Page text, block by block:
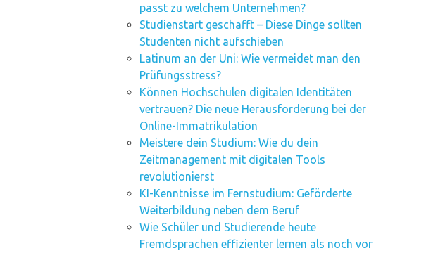
passt zu welchem Unternehmen?
Studienstart geschafft – Diese Dinge sollten
Studenten nicht aufschieben
Latinum an der Uni: Wie vermeidet man den
Prüfungsstress?
Können Hochschulen digitalen Identitäten
vertrauen? Die neue Herausforderung bei der
Online-Immatrikulation
Meistere dein Studium: Wie du dein
Zeitmanagement mit digitalen Tools
revolutionierst
KI-Kenntnisse im Fernstudium: Geförderte
Weiterbildung neben dem Beruf
Wie Schüler und Studierende heute
Fremdsprachen effizienter lernen als noch vor